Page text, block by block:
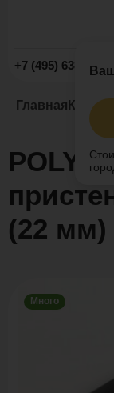
+7 (495) 638-52-09
Главная Каталог
(22 мм)
Много